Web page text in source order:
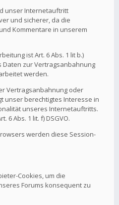
unser Internetauftritt
und sicherer, da die
Kommentare in unserem
ist Art. 6 Abs. 1 lit b.)
Daten zur Vertragsanbahnung
werden.
Vertragsanbahnung oder
unser berechtigtes Interesse in
unseres Internetauftritts.
6 Abs. 1 lit. f) DSGVO.
werden diese Session-
Cookies, um die
Forums konsequent zu